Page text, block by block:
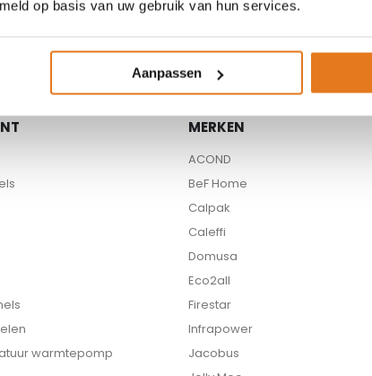
op basis van uw gebruik van hun services.
Aanpassen
warmtepomp
MERKEN
ACOND
BeF Home
Calpak
Caleffi
Domusa
Eco2all
Firestar
Infrapower
Jacobus